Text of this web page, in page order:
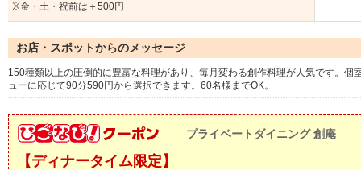
※金・土・祝前は＋500円
お店・スポットからのメッセージ
150種類以上の圧倒的に豊富な料理があり、毎月変わる創作料理が人気です。
ューに応じて90分590円から選択できます。60名様までOK。
プライベートダイニング 創庵
【ディナータイム限定】